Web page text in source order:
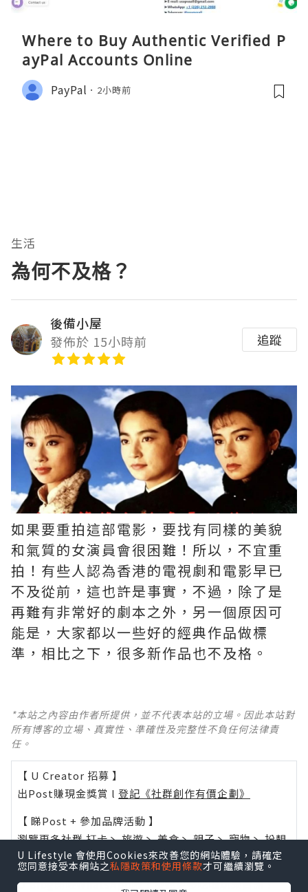
Where to Buy Authentic Verified P
ayPal Accounts Online
PayPal 2小時前
生活
為何不及格？
後備小屋
發佈於 15小時前
追蹤
如果要重拍這部電影，要找有同樣的美貌
和氣質的女演員會很困難！所以，不宜重
拍！有些人認為香港的電視劇和電影早已
不及從前，這也許是事實，不過，除了是
再難有非常好的劇本之外，另一個原因可
能是，大家都以一些好的經典作品做標
準，相比之下，很多新作品也不及格。 ​​​
*本站之內容由作者所提供，並不代表本站的立場。因此本站對
所有博客的立場、真實性、準確性及完整性不負任何法律責
任。
【 U Creator 招募 】
出Post賺現金獎賞 l 登記《社群創作有價企劃》
【 睇Post + 參加品牌活動 】
瀏覽更多社群打卡丶旅遊丶美食丶親子丶寵物丶扮靚
攻略及活動情報
U Blog開咗WhatsApp啦！發掘更多吃喝玩樂資訊！
U Lifestyle 會使用Cookies來改善您的網站體驗，請確定
您同意接受本網站之私隱政策和使用條款才可繼續瀏覽。